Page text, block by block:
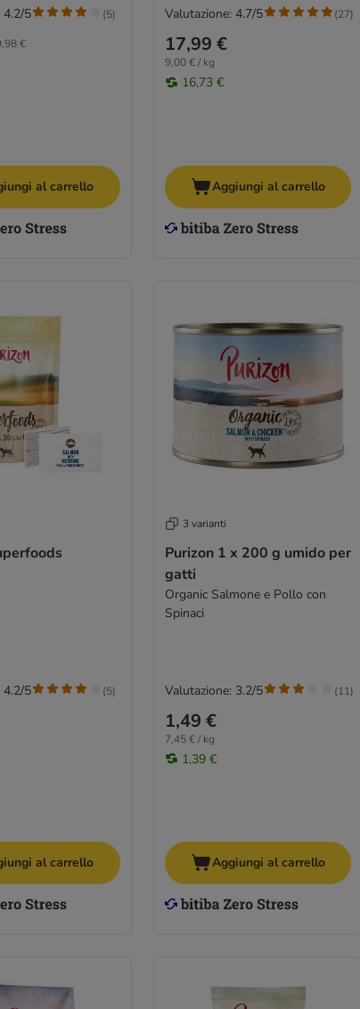
€
4.2/5 (5)
al carrello
17,99 €
9,00 € / kg
16,73 €
Valutazione: 4.7/5 (27)
Aggiungi al carrello
4.2/5 (5)
al carrello
3 varianti
Purizon 1 x 200 g umido per
gatti
Organic Salmone e Pollo con
Spinaci
1,49 €
7,45 € / kg
1,39 €
Valutazione: 3.2/5 (11)
Aggiungi al carrello